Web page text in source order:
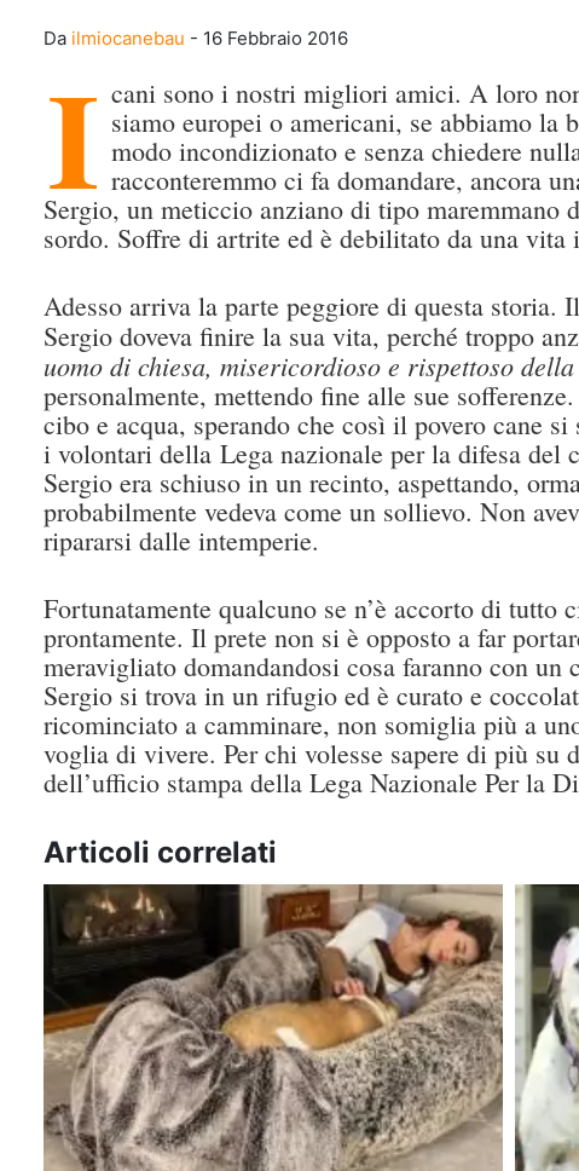
Da ilmiocanebau - 16 Febbraio 2016
I cani sono i nostri migliori amici. A loro
siamo europei o americani, se abbiamo
modo incondizionato e senza chiedere
racconteremmo ci fa domandare, ancora
Sergio, un meticcio anziano di tipo maremmano
sordo. Soffre di artrite ed è debilitato da una vita
Adesso arriva la parte peggiore di questa storia.
Sergio doveva finire la sua vita, perché troppo
uomo di chiesa, misericordioso e rispettoso
personalmente, mettendo fine alle sue
cibo e acqua, sperando che così il povero cane
i volontari della Lega nazionale per la difesa del
Sergio era schiuso in un recinto, aspettando,
probabilmente vedeva come un sollievo. Non
ripararsi dalle intemperie.
Fortunatamente qualcuno se n’è accorto di tutto
prontamente. Il prete non si è opposto a far
meravigliato domandandosi cosa faranno con un
Sergio si trova in un rifugio ed è curato e
ricominciato a camminare, non somiglia più a
voglia di vivere. Per chi volesse sapere di più
dell’ufficio stampa della Lega Nazionale Per la
Articoli correlati